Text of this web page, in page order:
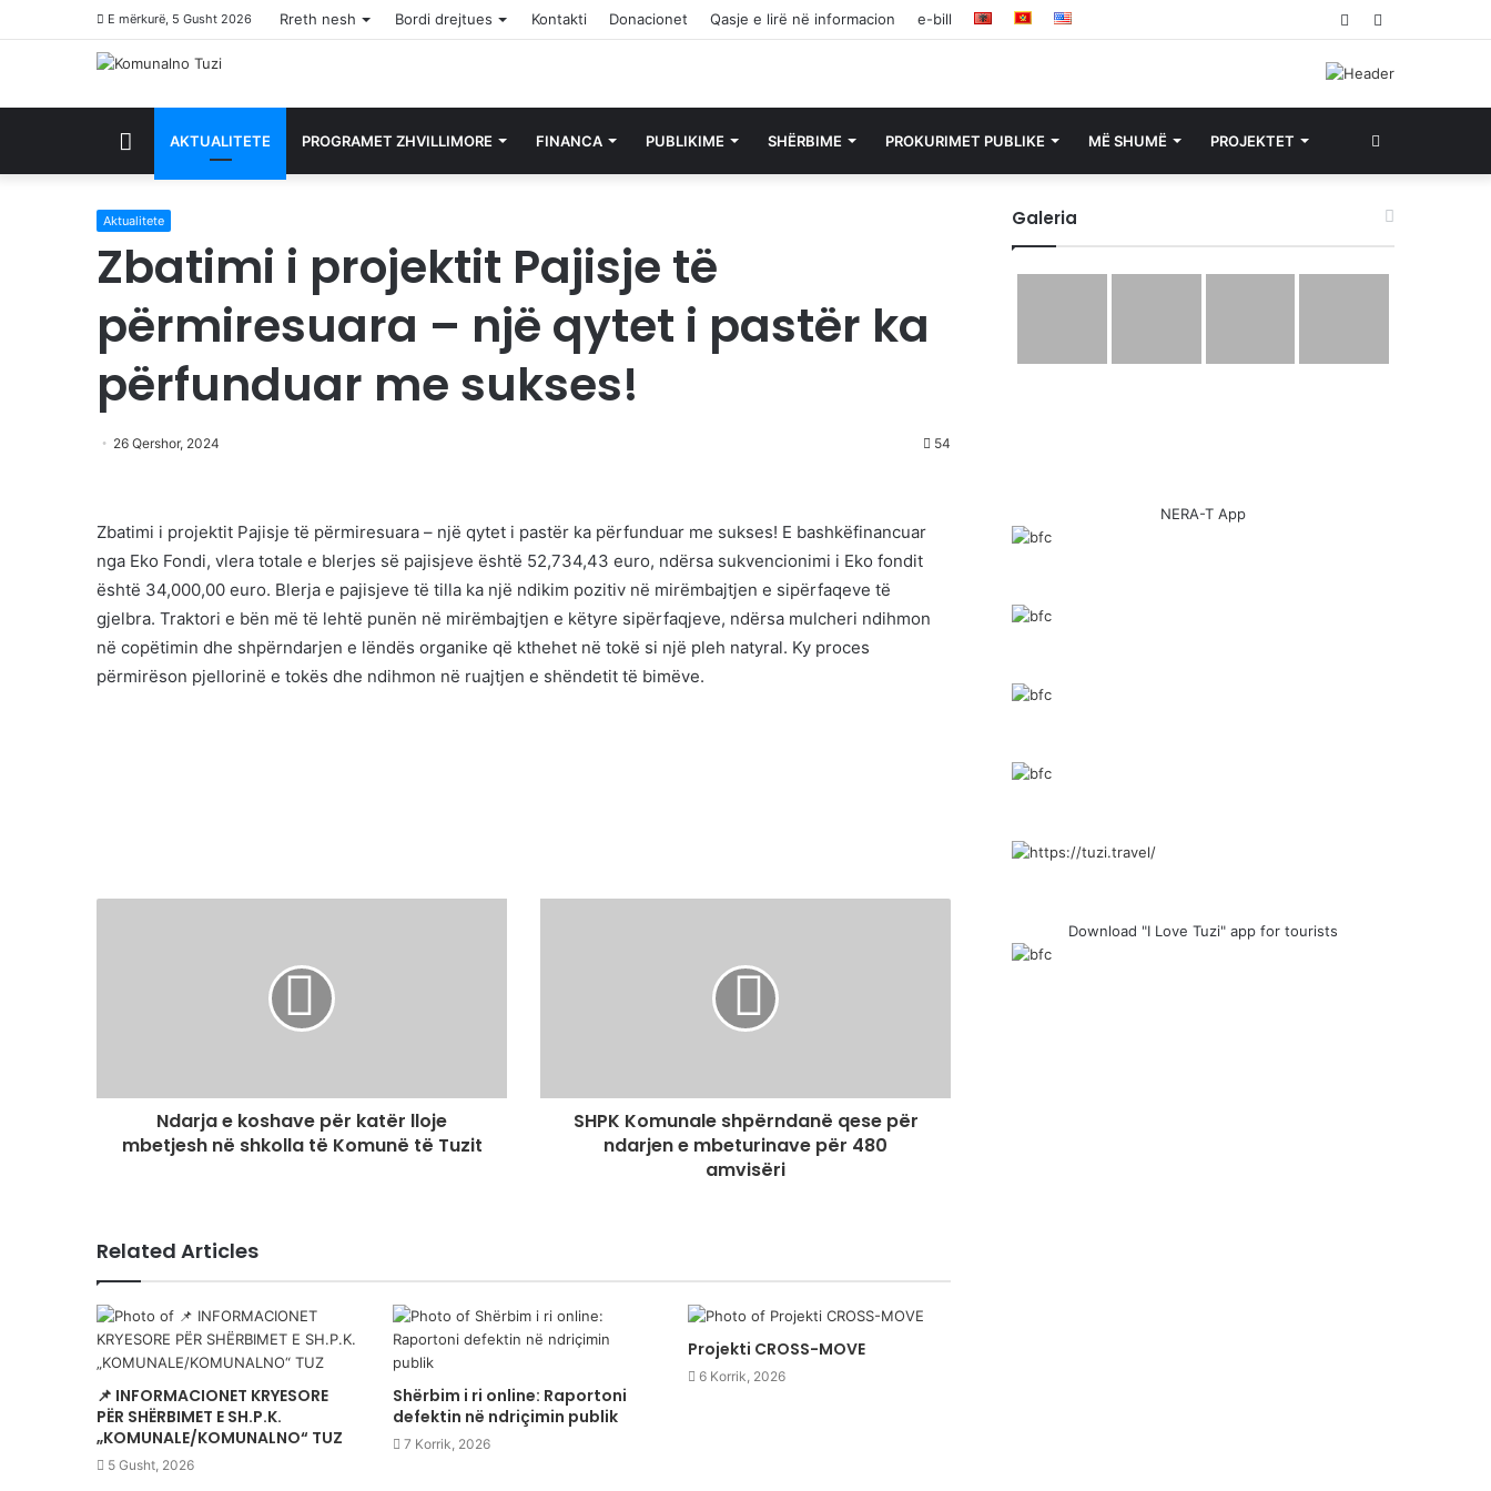
E mërkurë, 5 Gusht 2026 Rreth nesh Bordi drejtues Kontakti Donacionet Qasje e lirë në informacion e-bill Facebook
HYRJEAKTUALITETE PROGRAMET ZHVILLIMORE FINANCA PUBLIKIME SHËRBIME PROKURIMET PUBLIKE MË SHUMË PROJEKTET Search
for
Aktualitete
Zbatimi i projektit Pajisje të
përmiresuara – një qytet i pastër ka
përfunduar me sukses!
26 Qershor, 2024 54
Zbatimi i projektit Pajisje të përmiresuara – një qytet i pastër ka përfunduar me sukses! E bashkëfinancuar
nga Eko Fondi, vlera totale e blerjes së pajisjeve është 52,734,43 euro, ndërsa sukvencionimi i Eko fondit
është 34,000,00 euro. Blerja e pajisjeve të tilla ka një ndikim pozitiv në mirëmbajtjen e sipërfaqeve të
gjelbra. Traktori e bën më të lehtë punën në mirëmbajtjen e këtyre sipërfaqjeve, ndërsa mulcheri ndihmon
në copëtimin dhe shpërndarjen e lëndës organike që kthehet në tokë si një pleh natyral. Ky proces
përmirëson pjellorinë e tokës dhe ndihmon në ruajtjen e shëndetit të bimëve.
Ndarja e koshave për katër lloje
mbetjesh në shkolla të Komunë të Tuzit
SHPK Komunale shpërndanë qese për
ndarjen e mbeturinave për 480
amvisëri
Related Articles
📌 INFORMACIONET KRYESORE
PËR SHËRBIMET E SH.P.K.
„KOMUNALE/KOMUNALNO“ TUZ
5 Gusht, 2026
Shërbim i ri online: Raportoni
defektin në ndriçimin publik
7 Korrik, 2026
Projekti CROSS-MOVE
6 Korrik, 2026
Galeria
NERA-T App
Download "I Love Tuzi" app for tourists